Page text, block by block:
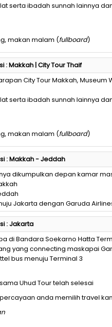
serta ibadah sunnah lainnya
makan malam (fullboard)
: Makkah | City Tour Thaif
City Tour Makkah, Museum
serta ibadah sunnah lainnya
makan malam (fullboard)
: Makkah - Jeddah
dikumpulkan depan kamar
Jakarta dengan Garuda
: Jakarta
di Bandara Soekarno Hatta
yang connecting maskapai
bus menuju Terminal 3
Uhud Tour telah selesai
anda memilih travel